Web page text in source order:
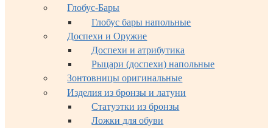
Глобус-Бары
Глобус бары напольные
Доспехи и Оружие
Доспехи и атрибутика
Рыцари (доспехи) напольные
Зонтовницы оригинальные
Изделия из бронзы и латуни
Статуэтки из бронзы
Ложки для обуви